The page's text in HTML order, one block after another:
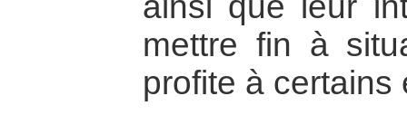
mettre fin à
profite à certains